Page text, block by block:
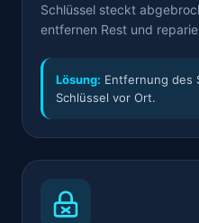
Schlüssel steckt
entfernen Rest und
Lösung: Entfernung des
Schlüssel vor Ort.